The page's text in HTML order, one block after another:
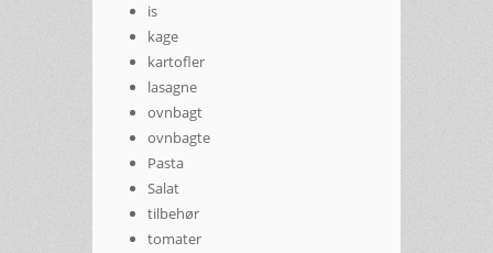
is
kage
kartofler
lasagne
ovnbagt
ovnbagte
Pasta
Salat
tilbehør
tomater